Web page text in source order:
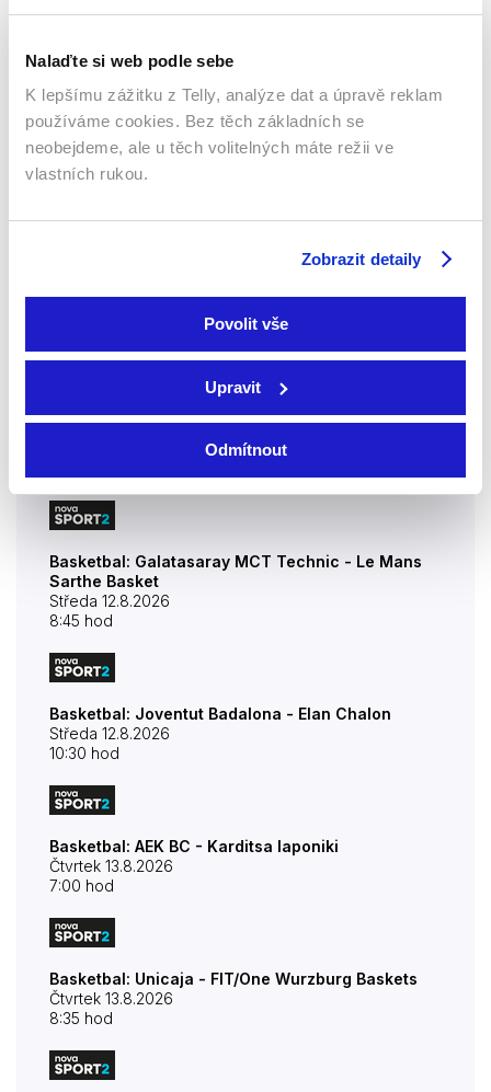
Nalaďte si web podle sebe
K lepšímu zážitku z Telly, analýze dat a úpravě reklam
používáme cookies. Bez těch základních se
neobejdeme, ale u těch volitelných máte režii ve
vlastních rukou.
Zobrazit detaily
Povolit vše
Upravit
Odmítnout
Basketbal: Tofas Bursa - Cholet Basket
10:30 hod
Basketbal: Rytas Vilnius - Hapoel Netanel Holon
Úterý 11.8.2026
7:00 hod
Úterý 11.8.2026
Pallacanestro Trieste
Basketbal: Galatasaray MCT Technic - Le Mans
Sarthe Basket
Středa 12.8.2026
8:45 hod
Basketbal: Joventut Badalona - Elan Chalon
Středa 12.8.2026
10:30 hod
Basketbal: AEK BC - Karditsa Iaponiki
Čtvrtek 13.8.2026
7:00 hod
Basketbal: Unicaja - FIT/One Wurzburg Baskets
Čtvrtek 13.8.2026
8:35 hod